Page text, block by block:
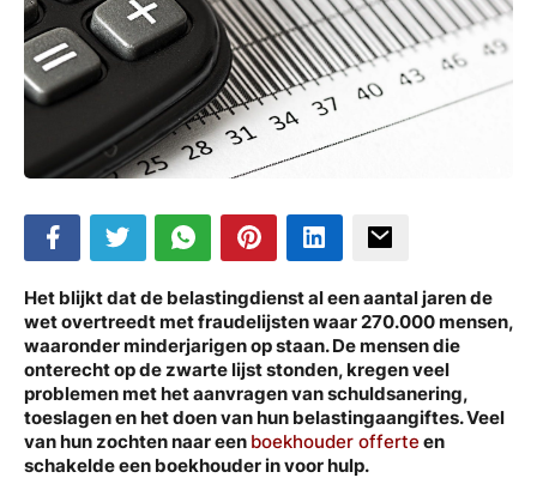
Het blijkt dat de belastingdienst al een aantal jaren de
wet overtreedt met fraudelijsten waar 270.000 mensen,
waaronder minderjarigen op staan. De mensen die
onterecht op de zwarte lijst stonden, kregen veel
problemen met het aanvragen van schuldsanering,
toeslagen en het doen van hun belastingaangiftes. Veel
van hun zochten naar een boekhouder offerte en
schakelde een boekhouder in voor hulp.